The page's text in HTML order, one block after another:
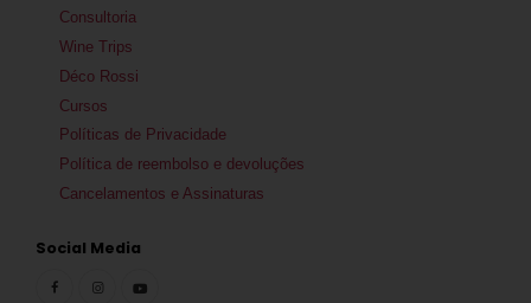
Consultoria
Wine Trips
Déco Rossi
Cursos
Políticas de Privacidade
Política de reembolso e devoluções
Cancelamentos e Assinaturas
Social Media